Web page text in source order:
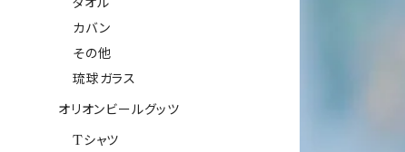
カバン
その他
琉球ガラス
オリオンビールグッツ
Tシャツ